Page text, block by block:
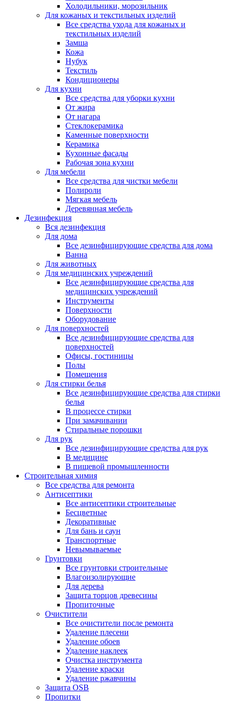
Холодильники, морозильник
Для кожаных и текстильных изделий
Все средства ухода для кожаных и
текстильных изделий
Замша
Кожа
Нубук
Текстиль
Кондиционеры
Для кухни
Все средства для уборки кухни
От жира
От нагара
Стеклокерамика
Каменные поверхности
Керамика
Кухонные фасады
Рабочая зона кухни
Для мебели
Все средства для чистки мебели
Полироли
Мягкая мебель
Деревянная мебель
Дезинфекция
Вся дезинфекция
Для дома
Все дезинфицирующие средства для дома
Ванна
Для животных
Для медицинских учреждений
Все дезинфицирующие средства для
медицинских учреждений
Инструменты
Поверхности
Оборудование
Для поверхностей
Все дезинфицирующие средства для
поверхностей
Офисы, гостиницы
Полы
Помещения
Для стирки белья
Все дезинфицирующие средства для стирки
белья
В процессе стирки
При замачивании
Стиральные порошки
Для рук
Все дезинфицирующие средства для рук
В медицине
В пищевой промышленности
Строительная химия
Все средства для ремонта
Антисептики
Все антисептики строительные
Бесцветные
Декоративные
Для бань и саун
Транспортные
Невымываемые
Грунтовки
Все грунтовки строительные
Влагоизолирующие
Для дерева
Защита торцов древесины
Пропиточные
Очистители
Все очистители после ремонта
Удаление плесени
Удаление обоев
Удаление наклеек
Очистка инструмента
Удаление краски
Удаление ржавчины
Защита OSB
Пропитки